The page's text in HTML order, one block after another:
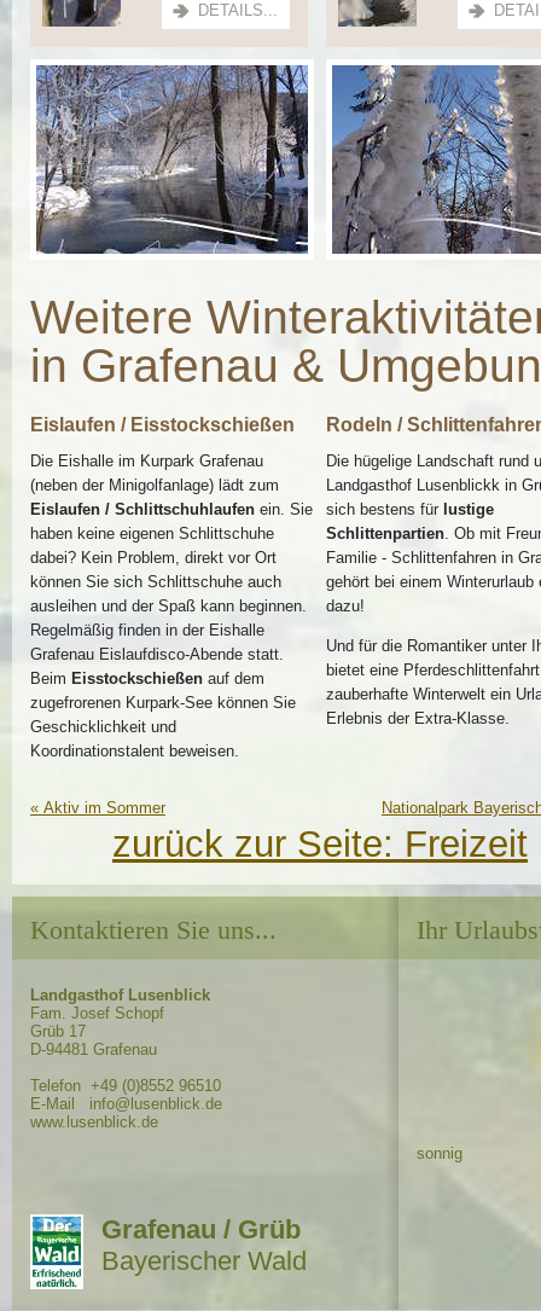
DETAILS...
Weitere
in Grafenau &
Eislaufen / Eisstockschießen
Die Eishalle im Kurpark Grafenau
(neben der Minigolfanlage) lädt zum
Eislaufen / Schlittschuhlaufen ein. Sie
haben keine eigenen Schlittschuhe
dabei? Kein Problem, direkt vor Ort
können Sie sich Schlittschuhe auch
ausleihen und der Spaß kann beginnen.
Regelmäßig finden in der Eishalle
Grafenau Eislaufdisco-Abende statt.
Beim Eisstockschießen auf dem
zugefrorenen Kurpark-See können Sie
Geschicklichkeit und
Koordinationstalent beweisen.
Rodeln /
Die hügelige Landschaft rund
Landgasthof Lusenblickk in
sich bestens für lustige
Schlittenpartien. Ob mit
Familie - Schlittenfahren in
gehört bei einem Winterurlaub
dazu!
Und für die Romantiker unter
bietet eine
zauberhafte Winterwelt ein
Erlebnis der Extra-Klasse.
« Aktiv im Sommer Nationalpark
zurück zur Seite: Freizeit
Kontaktieren Sie uns...
Landgasthof Lusenblick
Fam. Josef Schopf
Grüb 17
D-94481 Grafenau
Telefon +49 (0)8552 96510
E-Mail info@lusenblick.de
www.lusenblick.de
Grafenau / Grüb
Bayerischer Wald
Ihr
sonnig